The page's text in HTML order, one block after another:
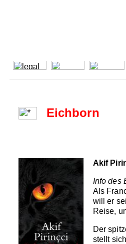
Eichborn
Akif
Info des
Als
will er
Reise,
Der
stellt